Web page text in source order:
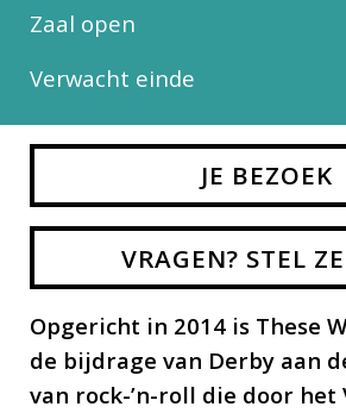
Opgericht in 2014 is These
de bijdrage van Derby aan
van rock-’n-roll die door het
Zaal open
Verwacht einde
JE BEZOEK
VRAGEN? STEL